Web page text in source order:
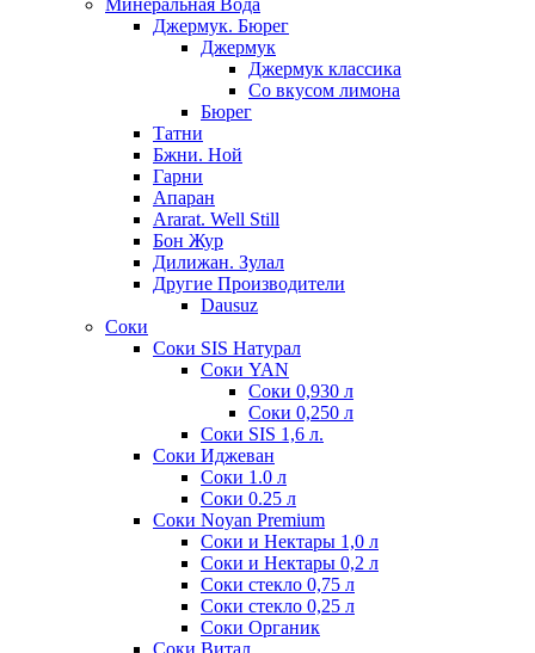
Минеральная Вода
Джермук. Бюрег
Джермук
Джермук классика
Со вкусом лимона
Бюрег
Татни
Бжни. Ной
Гарни
Апаран
Ararat. Well Still
Бон Жур
Дилижан. Зулал
Другие Производители
Dausuz
Соки
Соки SIS Натурал
Соки YAN
Соки 0,930 л
Соки 0,250 л
Соки SIS 1,6 л.
Соки Иджеван
Соки 1.0 л
Соки 0.25 л
Соки Noyan Premium
Соки и Нектары 1,0 л
Соки и Нектары 0,2 л
Соки стекло 0,75 л
Соки стекло 0,25 л
Соки Органик
Соки Витал